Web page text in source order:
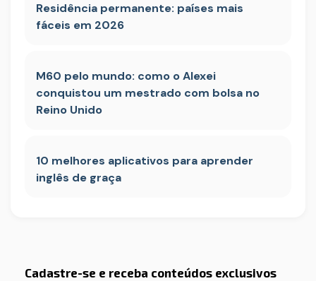
Residência permanente: países mais
fáceis em 2026
M60 pelo mundo: como o Alexei
conquistou um mestrado com bolsa no
Reino Unido
10 melhores aplicativos para aprender
inglês de graça
Cadastre-se e receba conteúdos exclusivos